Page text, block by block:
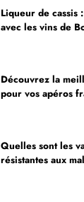
Liqueur de cassis
avec les vins de
Découvrez la
pour vos apéros
Quelles sont les
résistantes aux